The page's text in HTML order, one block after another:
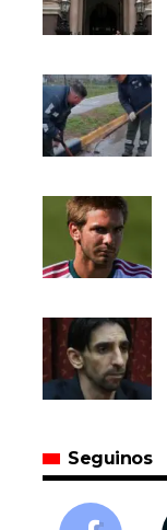
Seguinos